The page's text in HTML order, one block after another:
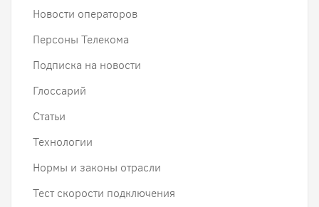
Новости операторов
Персоны Телекома
Подписка на новости
Глоссарий
Статьи
Технологии
Нормы и законы отрасли
Тест скорости подключения